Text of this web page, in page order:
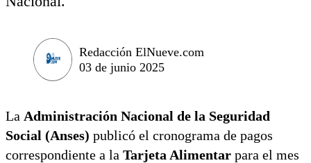
Redacción ElNueve.com
03 de junio 2025
La Administración Nacional de la Seguridad
Social (Anses) publicó el cronograma de pagos
correspondiente a la Tarjeta Alimentar para el mes